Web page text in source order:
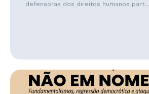
defensoras dos direitos humanos part...